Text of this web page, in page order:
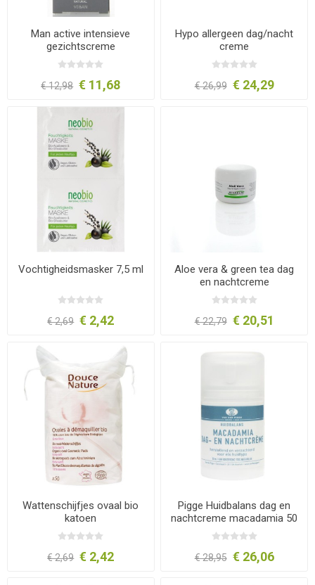
Man active intensieve
gezichtscreme
€ 12,98 € 11,68
Hypo allergeen dag/nacht
creme
€ 26,99 € 24,29
Vochtigheidsmasker 7,5 ml
€ 2,69 € 2,42
Aloe vera & green tea dag
en nachtcreme
€ 22,79 € 20,51
Wattenschijfjes ovaal bio
katoen
€ 2,69 € 2,42
Pigge Huidbalans dag en
nachtcreme macadamia 50
ml
€ 28,95 € 26,06